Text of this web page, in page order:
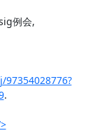
例会,
.